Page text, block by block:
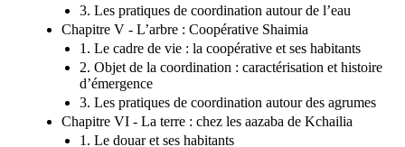
3. Les pratiques de coordination autour de l’eau
Chapitre V - L’arbre : Coopérative Shaimia
1. Le cadre de vie : la coopérative et ses habitants
2. Objet de la coordination : caractérisation et histoire
d’émergence
3. Les pratiques de coordination autour des agrumes
Chapitre VI - La terre : chez les aazaba de Kchailia
1. Le douar et ses habitants